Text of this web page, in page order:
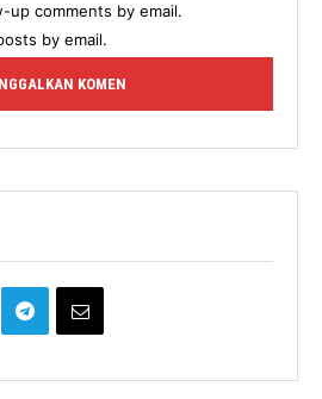
up comments by email.
by email.